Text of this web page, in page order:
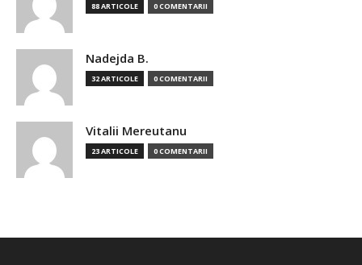
88 ARTICOLE 0 COMENTARII
Nadejda B.
32 ARTICOLE 0 COMENTARII
Vitalii Mereutanu
23 ARTICOLE 0 COMENTARII